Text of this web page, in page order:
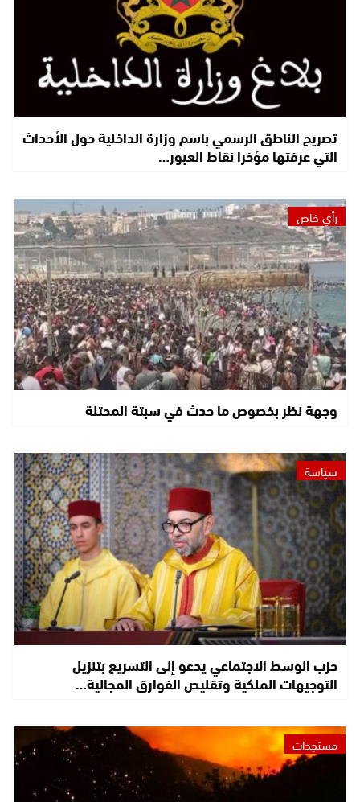
تصريح الناطق الرسمي باسم وزارة الداخلية حول الأحداث
التي عرفتها مؤخرا نقاط العبور…
رأي خاص
وجهة نظر بخصوص ما حدث في سبتة المحتلة
سياسة
حزب الوسط الاجتماعي يدعو إلى التسريع بتنزيل
التوجيهات الملكية وتقليص الفوارق المجالية…
مستجدات